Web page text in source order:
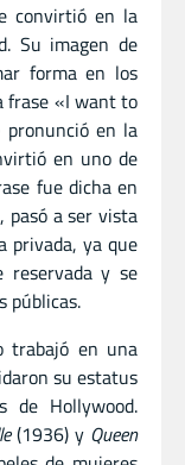
convirtió en la
Su imagen de
forma en los
frase «I want to
en la
en uno de
fue dicha en
pasó a ser vista
privada, ya que
reservada y se
públicas.
trabajó en una
su estatus
de Hollywood.
(1936) y Queen